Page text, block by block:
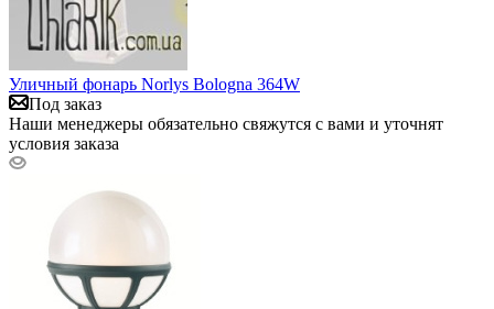
Уличный фонарь Norlys Bologna 364W
Под заказ
Наши менеджеры обязательно свяжутся с вами и уточнят
условия заказа